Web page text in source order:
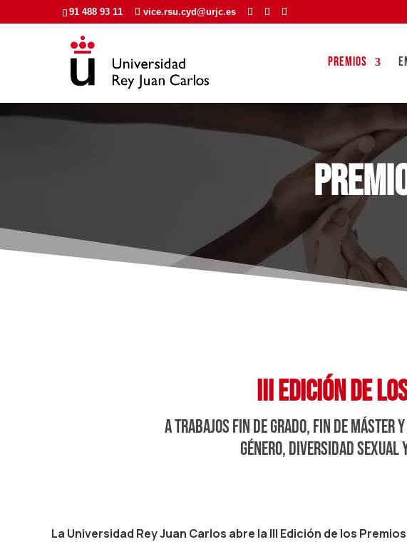
91 488 93 11 vice.rsu.cyd@urjc.es
PREMIOS
III EDICIÓN DE
a trabajos fin de grado, fin de máster
género, diversidad sexual
La Universidad Rey Juan Carlos abre la III Edición de los